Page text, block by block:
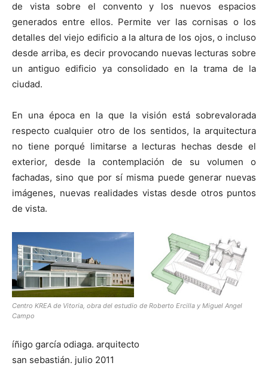
de vista sobre el convento y los nuevos espacios
generados entre ellos. Permite ver las cornisas o los
detalles del viejo edificio a la altura de los ojos, o incluso
desde arriba, es decir provocando nuevas lecturas sobre
un antiguo edificio ya consolidado en la trama de la
ciudad.
En una época en la que la visión está sobrevalorada
respecto cualquier otro de los sentidos, la arquitectura
no tiene porqué limitarse a lecturas hechas desde el
exterior, desde la contemplación de su volumen o
fachadas, sino que por sí misma puede generar nuevas
imágenes, nuevas realidades vistas desde otros puntos
de vista.
Centro KREA de Vitoria, obra del estudio de Roberto Ercilla y Miguel Angel
Campo
íñigo garcía odiaga. arquitecto
san sebastián. julio 2011